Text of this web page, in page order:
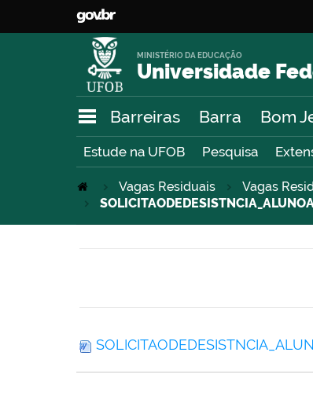
Universidade
MINISTÉRIO DA EDUCAÇÃO
Barreiras Barra Bom
Estude na UFOB Pesquisa
Vagas Residuais Vagas